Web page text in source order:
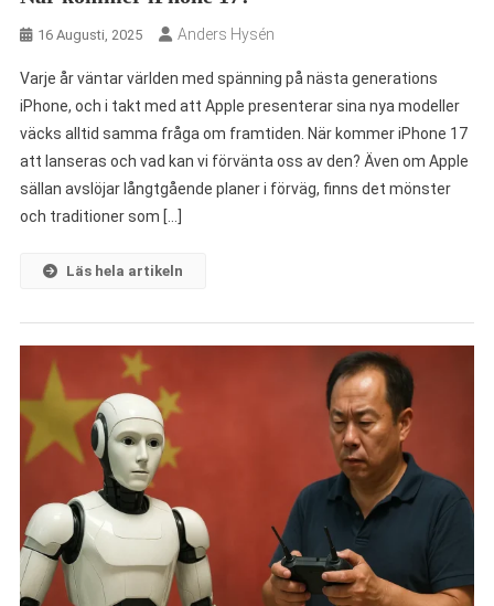
16 Augusti, 2025 Anders Hysén
Varje år väntar världen med spänning på nästa generations
iPhone, och i takt med att Apple presenterar sina nya modeller
väcks alltid samma fråga om framtiden. När kommer iPhone 17
att lanseras och vad kan vi förvänta oss av den? Även om Apple
sällan avslöjar långtgående planer i förväg, finns det mönster
och traditioner som […]
Läs hela artikeln